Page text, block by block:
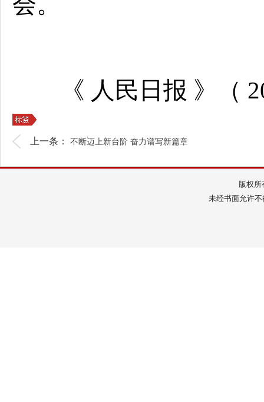
《 人民日报 》（
上一条： 不断迈上新台阶 奋力谱写新篇章
版权
未经书面允许